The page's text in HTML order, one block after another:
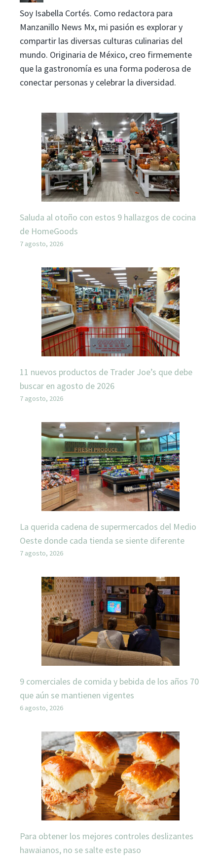
Soy Isabella Cortés. Como redactora para
Manzanillo News Mx, mi pasión es explorar y
compartir las diversas culturas culinarias del
mundo. Originaria de México, creo firmemente
que la gastronomía es una forma poderosa de
conectar personas y celebrar la diversidad.
Saluda al otoño con estos 9 hallazgos de cocina
de HomeGoods
7 agosto, 2026
11 nuevos productos de Trader Joe’s que debe
buscar en agosto de 2026
7 agosto, 2026
La querida cadena de supermercados del Medio
Oeste donde cada tienda se siente diferente
7 agosto, 2026
9 comerciales de comida y bebida de los años 70
que aún se mantienen vigentes
6 agosto, 2026
Para obtener los mejores controles deslizantes
hawaianos, no se salte este paso